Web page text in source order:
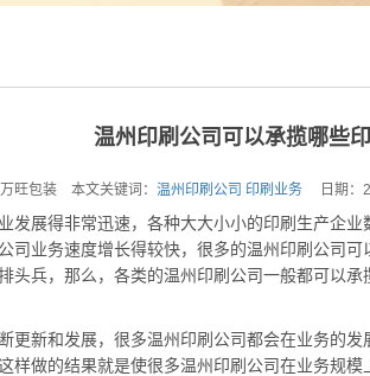
温州印刷公司可以承揽哪些
旺包装 本文关键词： 温州印刷公司 印刷业务 日期：
发展得非常迅速，各种大大小小的印刷生产企
司业务速度增长得较快，很多的温州印刷公司
头兵，那么，各类的温州印刷公司一般都可以
新和发展，很多温州印刷公司都会在业务的发
样做的结果就是使很多温州印刷公司在业务规